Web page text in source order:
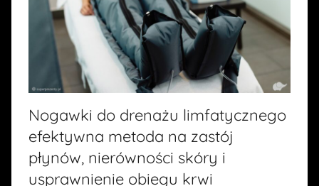
Nogawki do drenażu limfatycznego
efektywna metoda na zastój
płynów, nierówności skóry i
usprawnienie obiegu krwi